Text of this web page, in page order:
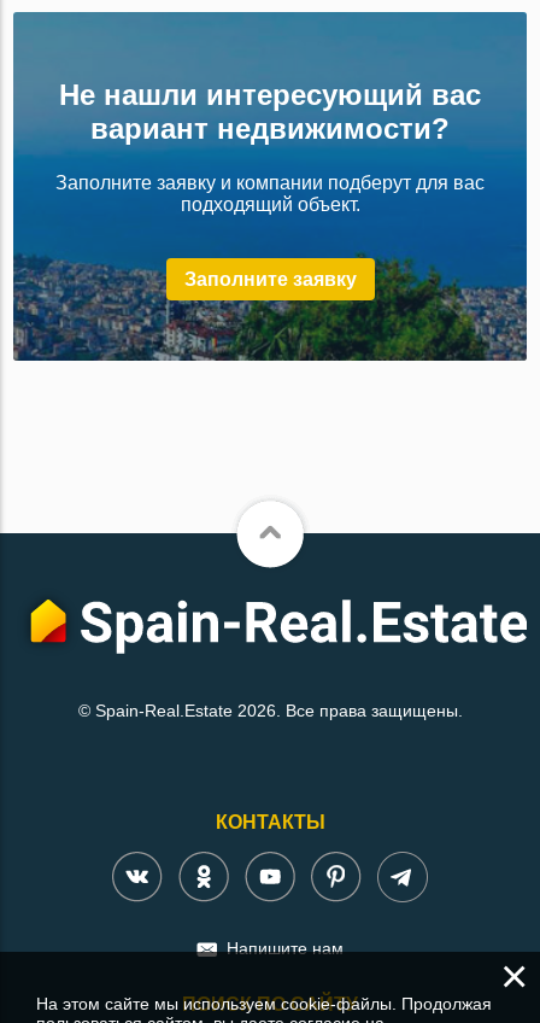
Не нашли интересующий вас
вариант недвижимости?
Заполните заявку и компании подберут для вас
подходящий объект.
Заполните заявку
© Spain-Real.Estate 2026. Все права защищены.
КОНТАКТЫ
Напишите нам
ПОИСК ПО САЙТУ
×
На этом сайте мы используем cookie-файлы. Продолжая